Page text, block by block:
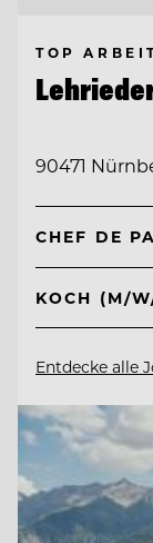
TOP
90471
CHEF DE
KOCH (M/
Entdecke alle